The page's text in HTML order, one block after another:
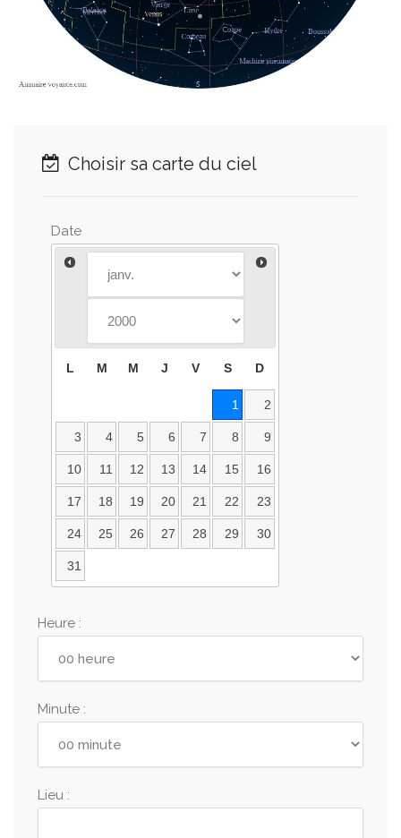
Choisir sa carte du ciel
Date
L M M J V S D
1 2
3 4 5 6 7 8 9
10 11 12 13 14 15 16
17 18 19 20 21 22 23
24 25 26 27 28 29 30
31
Heure :
Minute :
Lieu :